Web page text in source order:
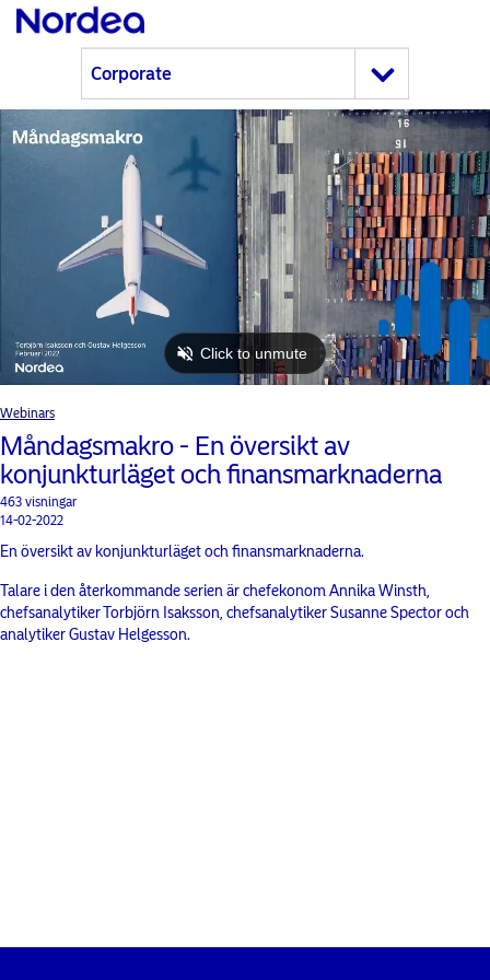
Webinars
Måndagsmakro - En översikt av
konjunkturläget och finansmarknaderna
463 visningar
14-02-2022
En översikt av konjunkturläget och finansmarknaderna.
Talare i den återkommande serien är chefekonom Annika Winsth,
chefsanalytiker Torbjörn Isaksson, chefsanalytiker Susanne Spector och
analytiker Gustav Helgesson.